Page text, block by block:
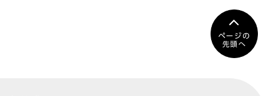
ページの
先頭へ